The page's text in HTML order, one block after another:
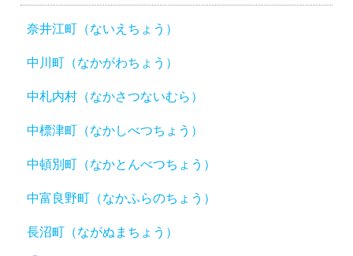
奈井江町（ないえちょう）
中川町（なかがわちょう）
中札内村（なかさつないむら）
中標津町（なかしべつちょう）
中頓別町（なかとんべつちょう）
中富良野町（なかふらのちょう）
長沼町（ながぬまちょう）